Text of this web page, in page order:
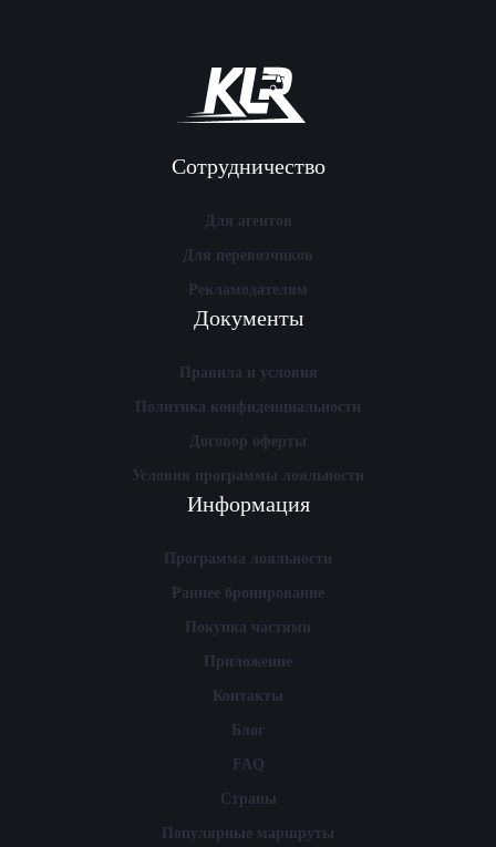
Сотрудничество
Для агентов
Для перевозчиков
Рекламодателям
Документы
Правила и условия
Политика конфиденциальности
Договор оферты
Условия программы лояльности
Информация
Программа лояльности
Раннее бронирование
Покупка частями
Приложение
Контакты
Блог
FAQ
Страны
Популярные маршруты